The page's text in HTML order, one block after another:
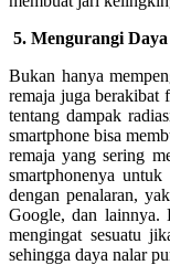
5. Mengurangi
Bukan hanya
remaja juga berakibat
tentang dampak
smartphone bisa
remaja yang sering
smartphonenya
dengan penalaran,
Google, dan lainnya.
mengingat sesuatu
sehingga daya nalar